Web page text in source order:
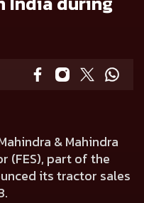
& Mahindra
(FES), part of the
its tractor sales